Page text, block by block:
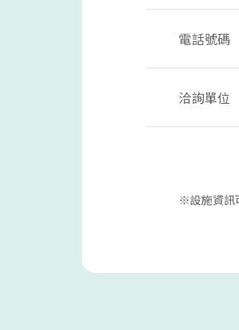
電話號碼
洽詢單位
※設施資訊